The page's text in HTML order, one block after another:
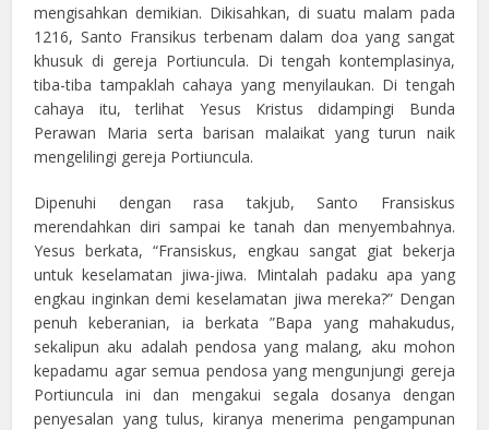
mengisahkan demikian. Dikisahkan, di suatu malam pada
1216, Santo Fransikus terbenam dalam doa yang sangat
khusuk di gereja Portiuncula. Di tengah kontemplasinya,
tiba-tiba tampaklah cahaya yang menyilaukan. Di tengah
cahaya itu, terlihat Yesus Kristus didampingi Bunda
Perawan Maria serta barisan malaikat yang turun naik
mengelilingi gereja Portiuncula.
Dipenuhi dengan rasa takjub, Santo Fransiskus
merendahkan diri sampai ke tanah dan menyembahnya.
Yesus berkata, “Fransiskus, engkau sangat giat bekerja
untuk keselamatan jiwa-jiwa. Mintalah padaku apa yang
engkau inginkan demi keselamatan jiwa mereka?” Dengan
penuh keberanian, ia berkata ”Bapa yang mahakudus,
sekalipun aku adalah pendosa yang malang, aku mohon
kepadamu agar semua pendosa yang mengunjungi gereja
Portiuncula ini dan mengakui segala dosanya dengan
penyesalan yang tulus, kiranya menerima pengampunan